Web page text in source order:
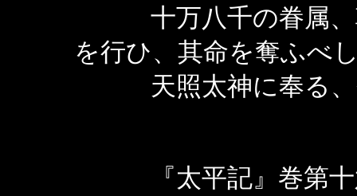
十万八千の眷属、
を行ひ、其命を奪ふ
天照太神に奉る、
『太平記』巻第十